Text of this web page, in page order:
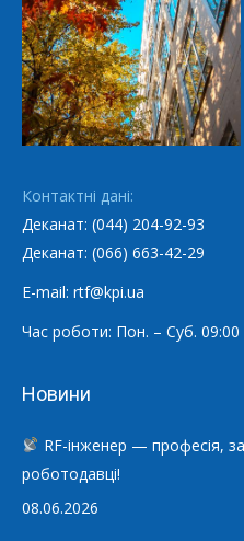
Контактні дані:
Деканат: (044) 204-92-93
Деканат: (066) 663-42-29
E-mail: rtf@kpi.ua
Час роботи: Пон. – Суб. 09:00
Новини
RF-інженер — професія,
роботодавці!
08.06.2026